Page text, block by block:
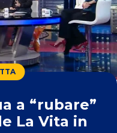
a “rubare”
La Vita in